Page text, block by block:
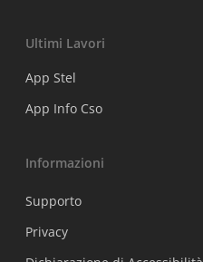
Ultimi Lavori
App Stel
App Info Cso
Informazioni
Supporto
Privacy